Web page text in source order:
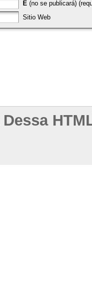
E (no se publicará)
Sitio Web
Dessa